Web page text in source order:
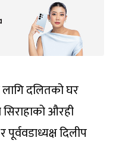
दलितको घर
औरही
दिलीप